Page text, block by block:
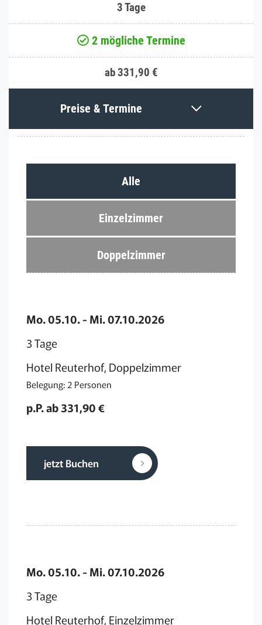
3 Tage
2 mögliche Termine
ab 331,90 €
Preise & Termine
Alle
Einzelzimmer
Doppelzimmer
Mo. 05.10. - Mi. 07.10.2026
3 Tage
Hotel Reuterhof, Doppelzimmer
Belegung: 2 Personen
p.P. ab 331,90 €
jetzt Buchen
Mo. 05.10. - Mi. 07.10.2026
3 Tage
Hotel Reuterhof, Einzelzimmer